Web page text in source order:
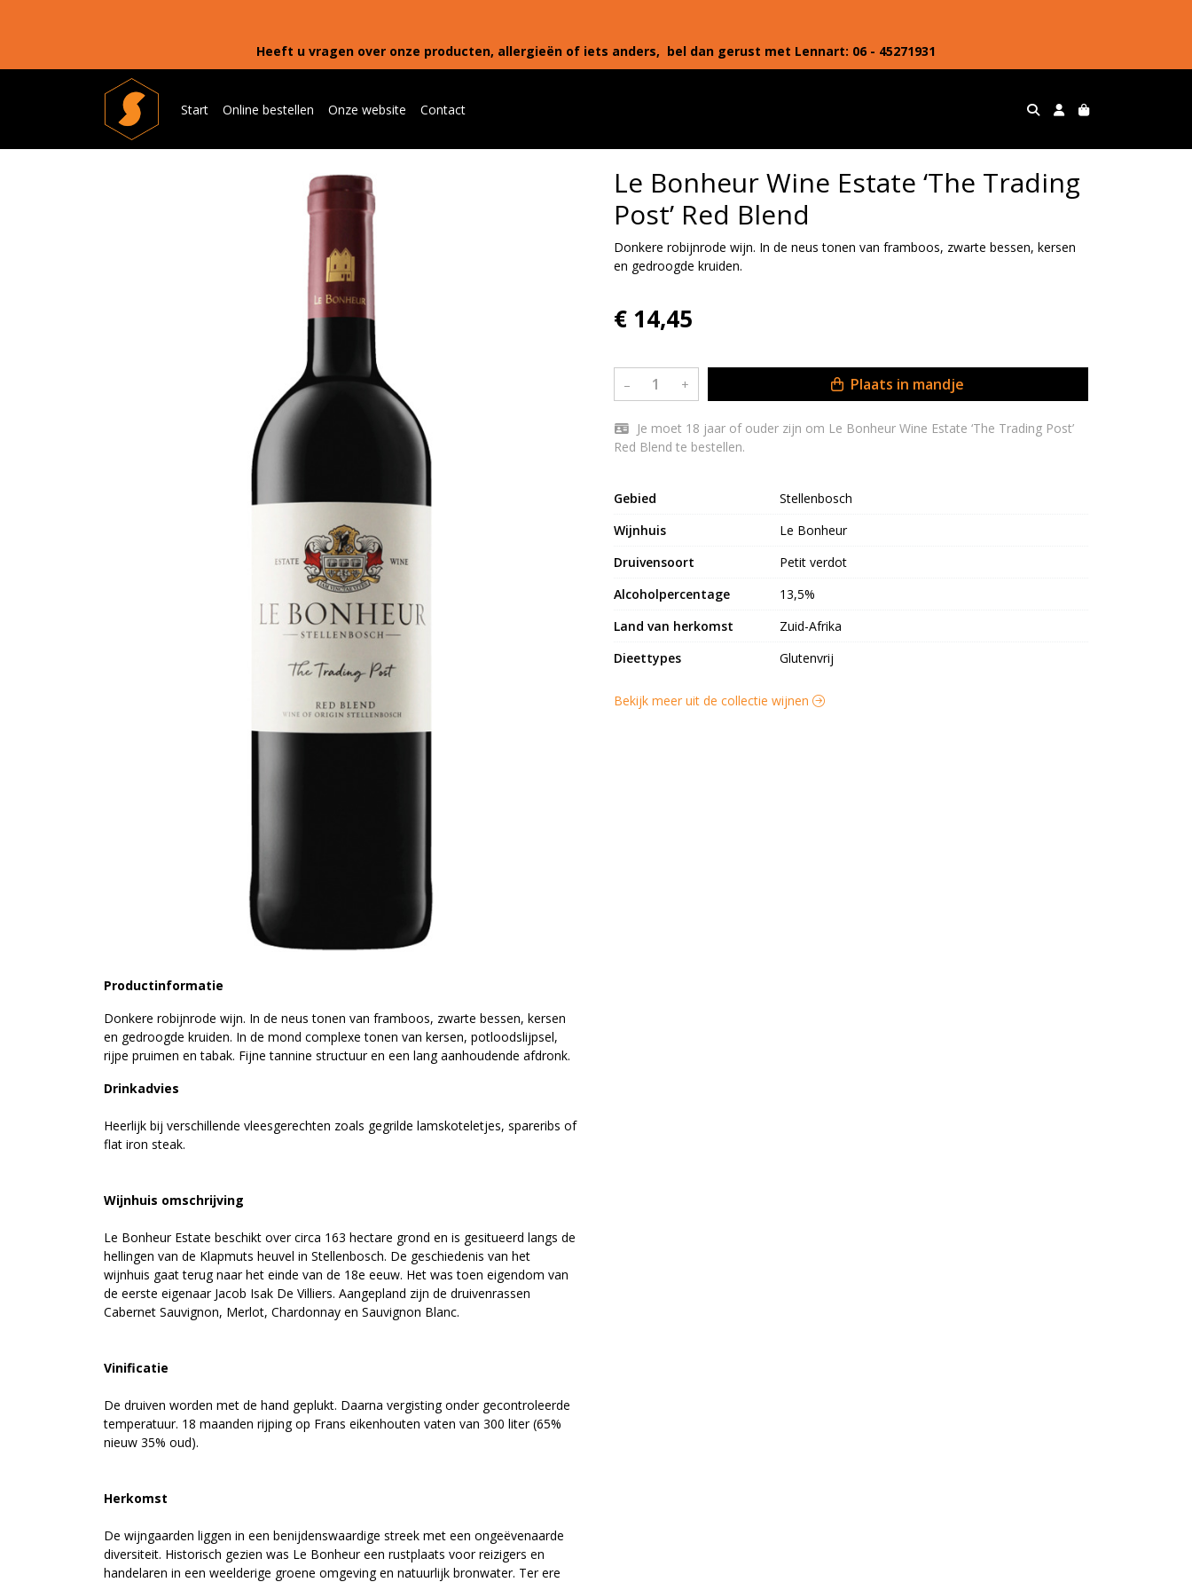
Heeft u vragen over onze producten, allergieën of iets anders, bel dan gerust met Lennart: 06 - 45271931
Start Online bestellen Onze website Contact
Productinformatie
Donkere robijnrode wijn. In de neus tonen van framboos, zwarte bessen, kersen
en gedroogde kruiden. In de mond complexe tonen van kersen, potloodslijpsel,
rijpe pruimen en tabak. Fijne tannine structuur en een lang aanhoudende afdronk.
Drinkadvies
Heerlijk bij verschillende vleesgerechten zoals gegrilde lamskoteletjes, spareribs of
flat iron steak.
Wijnhuis omschrijving
Le Bonheur Estate beschikt over circa 163 hectare grond en is gesitueerd langs de
hellingen van de Klapmuts heuvel in Stellenbosch. De geschiedenis van het
wijnhuis gaat terug naar het einde van de 18e eeuw. Het was toen eigendom van
de eerste eigenaar Jacob Isak De Villiers. Aangepland zijn de druivenrassen
Cabernet Sauvignon, Merlot, Chardonnay en Sauvignon Blanc.
Vinificatie
De druiven worden met de hand geplukt. Daarna vergisting onder gecontroleerde
temperatuur. 18 maanden rijping op Frans eikenhouten vaten van 300 liter (65%
nieuw 35% oud).
Herkomst
De wijngaarden liggen in een benijdenswaardige streek met een ongeëvenaarde
diversiteit. Historisch gezien was Le Bonheur een rustplaats voor reizigers en
handelaren in een weelderige groene omgeving en natuurlijk bronwater. Ter ere
Le Bonheur Wine Estate ‘The Trading
Post’ Red Blend
Donkere robijnrode wijn. In de neus tonen van framboos, zwarte bessen, kersen
en gedroogde kruiden.
€ 14,45
– + Plaats in mandje
Red Blend te bestellen.
Gebied
Stellenbosch
Wijnhuis
Le Bonheur
Druivensoort
Petit verdot
Alcoholpercentage
13,5%
Land van herkomst
Zuid-Afrika
Dieettypes
Glutenvrij
Bekijk meer uit de collectie wijnen